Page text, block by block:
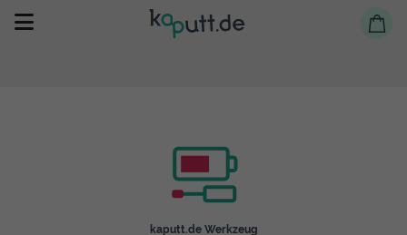
Selbst reparieren
kaputt.de Werkzeug